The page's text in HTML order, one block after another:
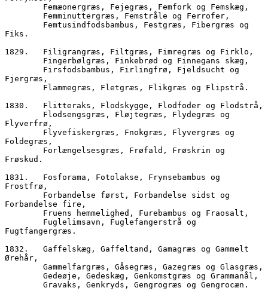
        Femæonergræs, Fejegræs, Femfork og Femskæg,
        Femminuttergræs, Femstråle og Ferrofer,
Fiks.
1829.	Filigrangræs, Filtgræs, Fimregræs og Firklo,
        Fingerbølgræs, Finkebrød og Finnegans skæg,
Fjergræs,
        Flammegræs, Fletgræs, Flikgræs og Flipstrå.
1830.	Flitteraks, Flodskygge, Flodfoder og Flodstrå,
Flyverfrø,
Foldegræs,
Frøskud.
1831.	Fosforama, Fotolakse, Frynsebambus og
Frostfrø,
Forbandelse fire,
        Fruens hemmelighed, Furebambus og Fraosalt,
Fugtfangergræs.
1832.	Gaffelskæg, Gaffeltand, Gamagræs og Gammelt
Ørehår,
        Gammelfargræs, Gåsegræs, Gazegræs og Glasgræs,
        Gedeøje, Gedeskæg, Genkomstgræs og Grammanål,
        Gravaks, Genkryds, Gengrogræs og Gengrocæn.